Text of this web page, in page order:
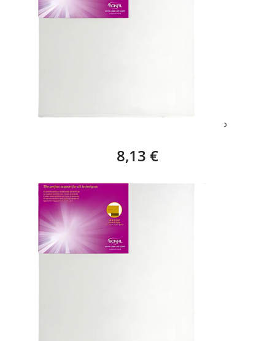
BASTIDOR EUROPA STAR (41 X 27 CM) – 6P
8,13 €